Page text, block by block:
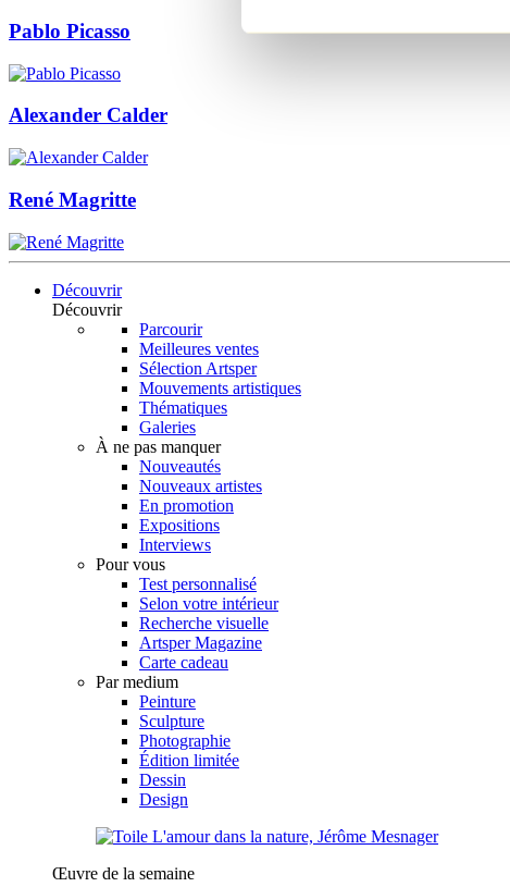
Pablo Picasso
Alexander Calder
René Magritte
Découvrir
Découvrir
Parcourir
Meilleures ventes
Sélection Artsper
Mouvements artistiques
Thématiques
Galeries
À ne pas manquer
Nouveautés
Nouveaux artistes
En promotion
Expositions
Interviews
Pour vous
Test personnalisé
Selon votre intérieur
Recherche visuelle
Artsper Magazine
Carte cadeau
Par medium
Peinture
Sculpture
Photographie
Édition limitée
Dessin
Design
Œuvre de la semaine